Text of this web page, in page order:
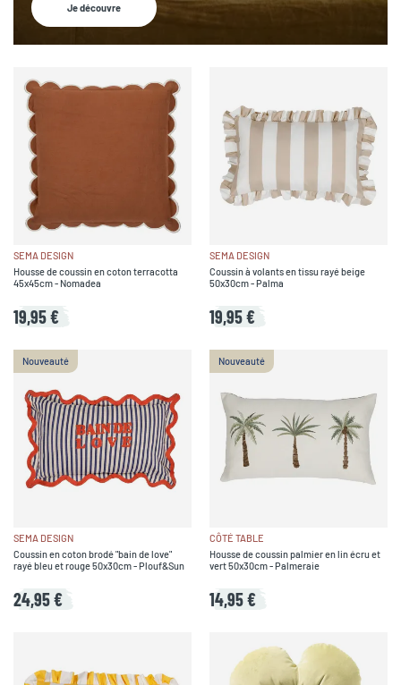
Je découvre
SEMA DESIGN
Housse de coussin en coton terracotta
45x45cm - Nomadea
19,95 €
SEMA DESIGN
Coussin à volants en tissu rayé beige
50x30cm - Palma
19,95 €
Nouveauté
SEMA DESIGN
Coussin en coton brodé "bain de love"
rayé bleu et rouge 50x30cm - Plouf&Sun
24,95 €
Nouveauté
CÔTÉ TABLE
Housse de coussin palmier en lin écru et
vert 50x30cm - Palmeraie
14,95 €